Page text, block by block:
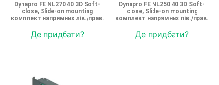
Dynapro FE NL270 40 3D Soft-
close, Slide-on mounting
комплект напрямних лів./прав.
Де придбати?
Dynapro FE NL250 40 3D Soft-
close, Slide-on mounting
комплект напрямних лів./прав.
Де придбати?